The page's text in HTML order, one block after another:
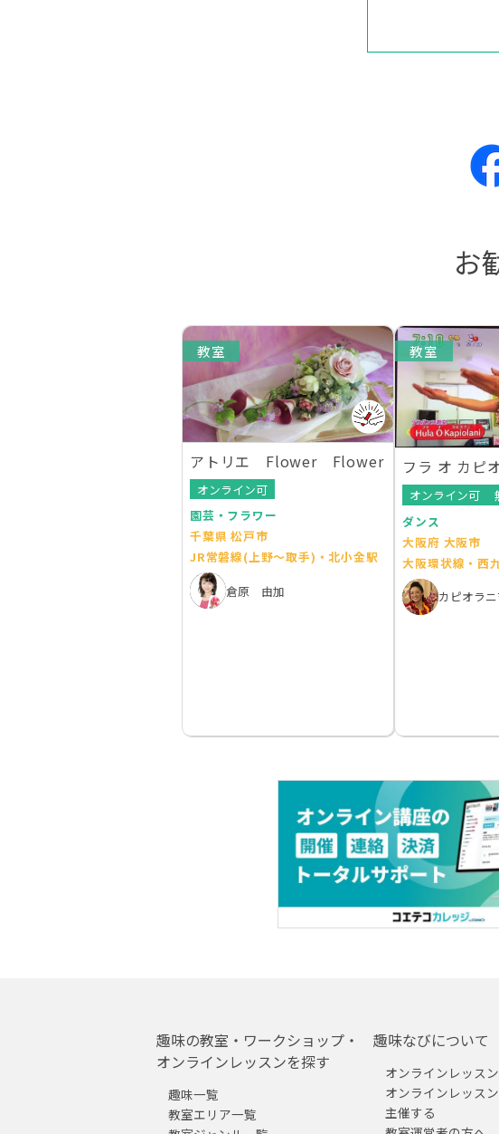
お
教室
アトリエ Flower Flower
オンライン可
園芸・フラワー
千葉県 松戸市
JR常磐線(上野～取手)・北小金駅
倉原 由加
教室
フラ オ カピ
オンライン可
ダンス
大阪府 大阪市
大阪環状線・西
カピオラ
趣味の教室・ワークショップ・
オンラインレッスンを探す
趣味一覧
教室エリア一覧
趣味なびについて
オンラインレッス
オンラインレッス
主催する